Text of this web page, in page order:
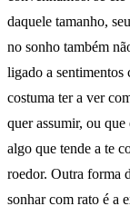
daquele tamanho,
no sonho também
ligado a sentimentos
costuma ter a ver
quer assumir, ou
algo que tende a te
roedor. Outra forma
sonhar com rato é a